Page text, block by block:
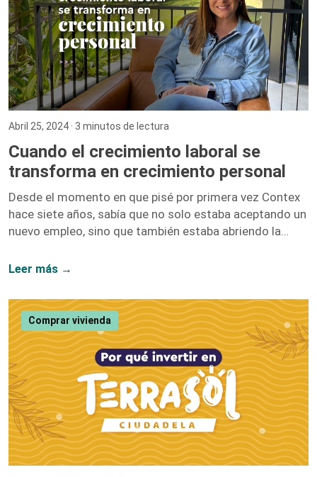
para ofrecer una guía completa sobre […]
Abril 25, 2024 · 3 minutos de lectura
Cuando el crecimiento laboral se
transforma en crecimiento personal
Desde el momento en que pisé por primera vez Contex
hace siete años, sabía que no solo estaba aceptando un
nuevo empleo, sino que también estaba abriendo la
me equivoqué. Hoy, siete años después, puedo afirmar
van de la mano, y mi paso por esta compañía lo
demuestra. Iniciar como una entusiasta del marketing
digital y ascender hasta convertirme en la Directora […]
Leer más →
Comprar vivienda